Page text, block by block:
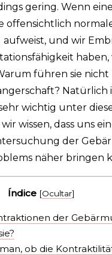
gering. Wenn eine
offensichtlich
und wir
haben,
führen sie
Natürlich
wichtig unter
wissen, dass uns
der
näher bringen
Índice [Ocultar]
der
ob die